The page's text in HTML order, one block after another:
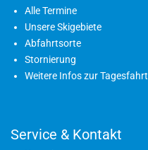
Alle Termine
Unsere Skigebiete
Abfahrtsorte
Stornierung
Weitere Infos zur Tagesfahrt
Service & Kontakt